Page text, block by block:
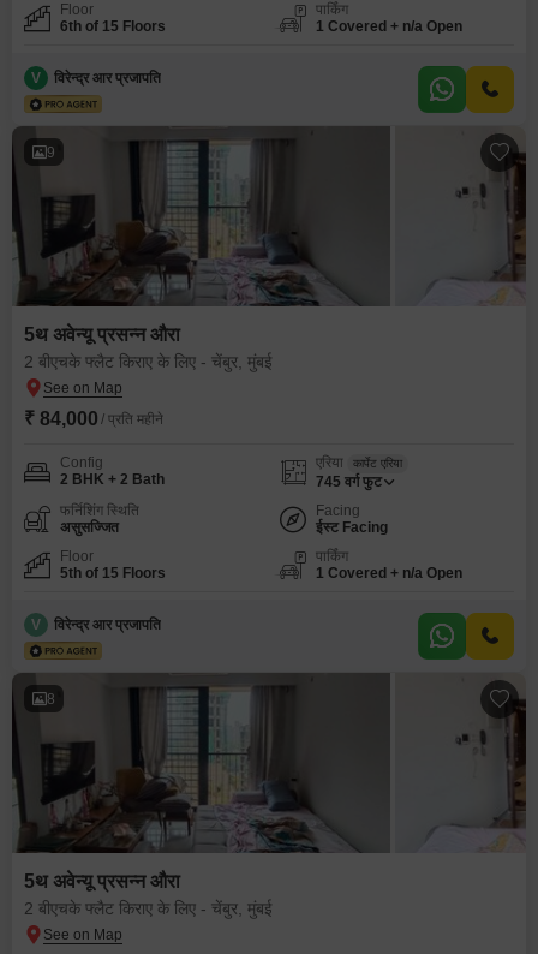
Floor
6th of 15 Floors
पार्किंग
1 Covered + n/a Open
V विरेन्द्र आर प्रजापति
9
5थ अवेन्यू प्रसन्न औरा
2 बीएचके फ्लैट किराए के लिए - चेंबुर, मुंबई
₹ 84,000 / प्रति महीने
Config
2 BHK + 2 Bath
एरिया कार्पेट एरिया
745 वर्ग फुट
फर्निशिंग स्थिति
असुसज्जित
Facing
ईस्ट Facing
Floor
5th of 15 Floors
पार्किंग
1 Covered + n/a Open
V विरेन्द्र आर प्रजापति
8
5थ अवेन्यू प्रसन्न औरा
2 बीएचके फ्लैट किराए के लिए - चेंबुर, मुंबई